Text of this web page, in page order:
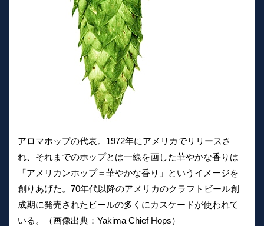
アロマホップの代表。1972年にアメリカでリリースさ
れ、それまでのホップとは一線を画した華やかな香りは
「アメリカンホップ＝華やかな香り」というイメージを
創りあげた。70年代以降のアメリカのクラフトビール創
成期に発売されたビールの多くにカスケードが使われて
いる。（画像出典：Yakima Chief Hops）